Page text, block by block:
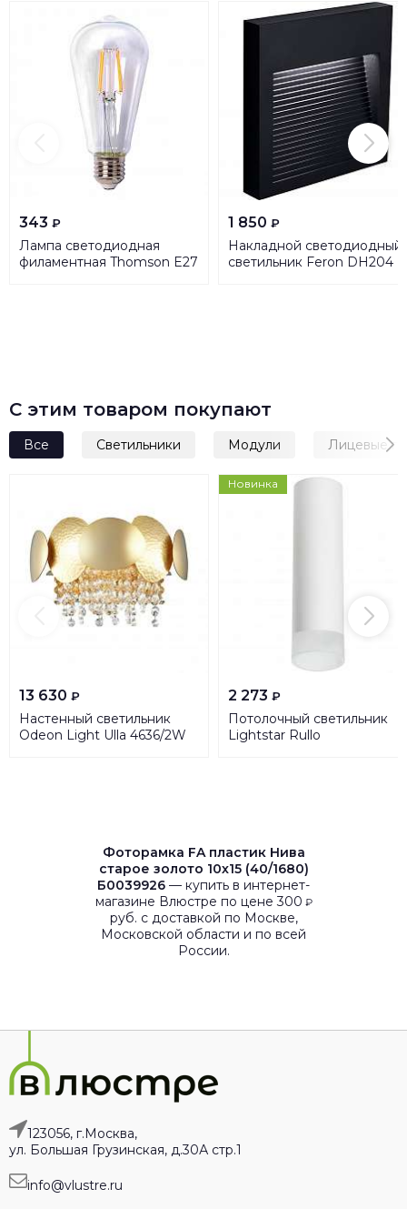
343 ₽
Лампа светодиодная
филаментная Thomson E27
1 850 ₽
Накладной светодиодный
светильник Feron DH204
С этим товаром покупают
Все Светильники Модули Лицевые
13 630 ₽
Настенный светильник
Odeon Light Ulla 4636/2W
Новинка
2 273 ₽
Потолочный светильник
Lightstar Rullo
Фоторамка FA пластик Нива
старое золото 10х15 (40/1680)
Б0039926 — купить в интернет-
магазине Влюстре по цене 300 ₽
руб. с доставкой по Москве,
Московской области и по всей
России.
123056, г.Москва,
ул. Большая Грузинская, д.30А стр.1
info@vlustre.ru